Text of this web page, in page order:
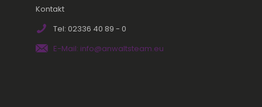
Kontakt
Tel: 02336 40 89 - 0
E-Mail: info@anwaltsteam.eu